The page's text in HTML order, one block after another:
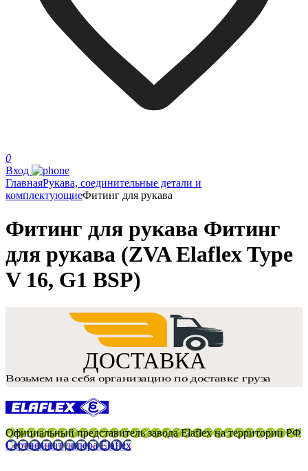
0
Вход
ГлавнаяРукава, соединительные детали и
комплектующиеФитинг для рукава
Фитинг для рукава Фитинг
для рукава (ZVA Elaflex Type
V 16, G1 BSP)
Официальный представитель завода Elaflex на территории РФ
Сертификат дилера Elaflex